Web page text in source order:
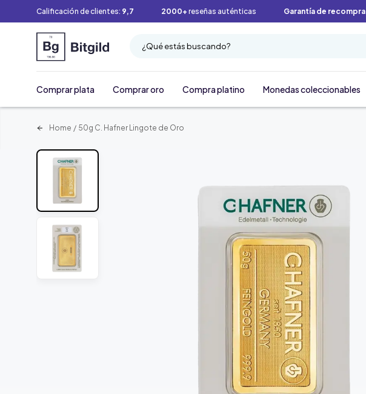
Calificación de clientes: 9,7 2000+ reseñas auténticas Garantía de recompra
¿Qué estás buscando?
Comprar plata Comprar oro Compra platino Monedas coleccionables
Home / 50g C. Hafner Lingote de Oro